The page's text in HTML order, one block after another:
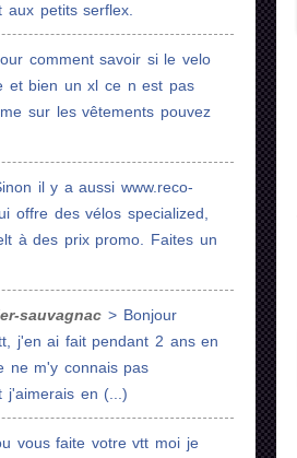
aux petits serflex.
comment savoir si le velo
et bien un xl ce n est pas
sur les vêtements pouvez
il y a aussi www.reco-
offre des vélos specialized,
à des prix promo. Faites un
sauvagnac > Bonjour
j'en ai fait pendant 2 ans en
ne m'y connais pas
j'aimerais en (...)
vous faite votre vtt moi je